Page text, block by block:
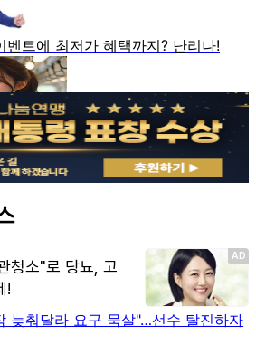
늦춰달라 요구 묵살"…선수 탈진하자